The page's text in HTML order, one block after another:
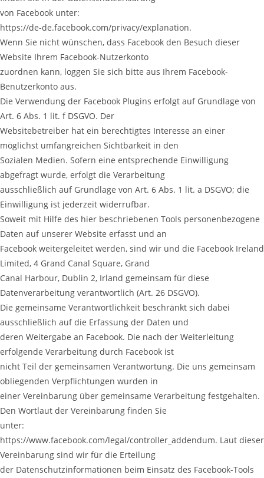
von Facebook unter:
https://de-de.facebook.com/privacy/explanation.
Wenn Sie nicht wünschen, dass Facebook den Besuch dieser
Website Ihrem Facebook-Nutzerkonto
zuordnen kann, loggen Sie sich bitte aus Ihrem Facebook-
Benutzerkonto aus.
Die Verwendung der Facebook Plugins erfolgt auf Grundlage von
Art. 6 Abs. 1 lit. f DSGVO. Der
Websitebetreiber hat ein berechtigtes Interesse an einer
möglichst umfangreichen Sichtbarkeit in den
Sozialen Medien. Sofern eine entsprechende Einwilligung
abgefragt wurde, erfolgt die Verarbeitung
ausschließlich auf Grundlage von Art. 6 Abs. 1 lit. a DSGVO; die
Einwilligung ist jederzeit widerrufbar.
Soweit mit Hilfe des hier beschriebenen Tools personenbezogene
Daten auf unserer Website erfasst und an
Facebook weitergeleitet werden, sind wir und die Facebook Ireland
Limited, 4 Grand Canal Square, Grand
Canal Harbour, Dublin 2, Irland gemeinsam für diese
Datenverarbeitung verantwortlich (Art. 26 DSGVO).
Die gemeinsame Verantwortlichkeit beschränkt sich dabei
ausschließlich auf die Erfassung der Daten und
deren Weitergabe an Facebook. Die nach der Weiterleitung
erfolgende Verarbeitung durch Facebook ist
nicht Teil der gemeinsamen Verantwortung. Die uns gemeinsam
obliegenden Verpflichtungen wurden in
einer Vereinbarung über gemeinsame Verarbeitung festgehalten.
Den Wortlaut der Vereinbarung finden Sie
unter:
https://www.facebook.com/legal/controller_addendum. Laut dieser
Vereinbarung sind wir für die Erteilung
der Datenschutzinformationen beim Einsatz des Facebook-Tools